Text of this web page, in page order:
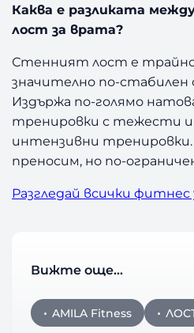
Каква е разликата
лост за врата?
Стенният лост е
значително по-стабилен
Издържа по-голямо
тренировки с тежести и
интензивни
преносим, но по-
Разгледай всички
Вижте още…
AMILA Fitness